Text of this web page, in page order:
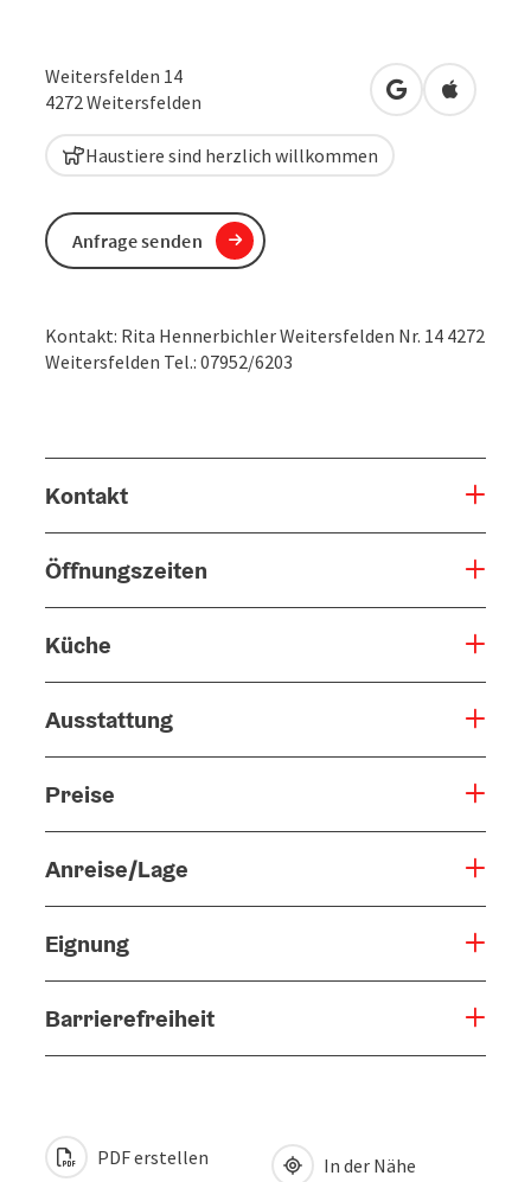
Weitersfelden 14
4272Weitersfelden in Googlein Apple
Haustiere sind herzlich willkommen
Kontakt: Rita Hennerbichler Weitersfelden Nr. 14 4272
Weitersfelden Tel.: 07952/6203
Kontakt
Öffnungszeiten
Küche
Ausstattung
Preise
Anreise/Lage
Eignung
Barrierefreiheit
Anfrage senden
PDF erstellen In der Nähe